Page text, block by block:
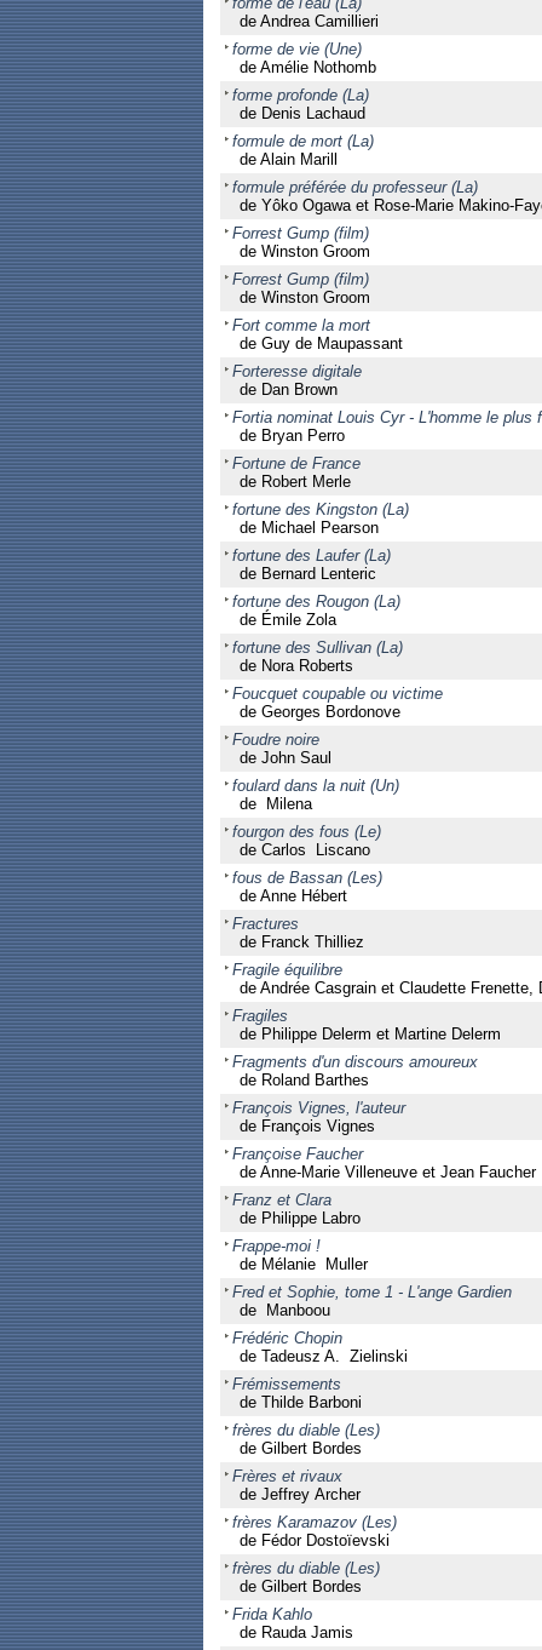
de Andrea Camillieri
forme de vie (Une)
de Amélie Nothomb
forme profonde (La)
de Denis Lachaud
formule de mort (La)
de Alain Marill
formule préférée du professeur (La)
de Yôko Ogawa et Rose-Marie Makino-
Forrest Gump (film)
de Winston Groom
Forrest Gump (film)
de Winston Groom
Fort comme la mort
de Guy de Maupassant
Forteresse digitale
de Dan Brown
Fortia nominat Louis Cyr - L'homme le plus
de Bryan Perro
Fortune de France
de Robert Merle
fortune des Kingston (La)
de Michael Pearson
fortune des Laufer (La)
de Bernard Lenteric
fortune des Rougon (La)
de Émile Zola
fortune des Sullivan (La)
de Nora Roberts
Foucquet coupable ou victime
de Georges Bordonove
Foudre noire
de John Saul
foulard dans la nuit (Un)
de Milena
fourgon des fous (Le)
de Carlos Liscano
fous de Bassan (Les)
de Anne Hébert
Fractures
de Franck Thilliez
Fragile équilibre
de Andrée Casgrain et Claudette
Fragiles
de Philippe Delerm et Martine Delerm
Fragments d'un discours amoureux
de Roland Barthes
François Vignes, l'auteur
de François Vignes
Françoise Faucher
de Anne-Marie Villeneuve et Jean Faucher
Franz et Clara
de Philippe Labro
Frappe-moi !
de Mélanie Muller
Fred et Sophie, tome 1 - L'ange Gardien
de Manboou
Frédéric Chopin
de Tadeusz A. Zielinski
Frémissements
de Thilde Barboni
frères du diable (Les)
de Gilbert Bordes
Frères et rivaux
de Jeffrey Archer
frères Karamazov (Les)
de Fédor Dostoïevski
frères du diable (Les)
de Gilbert Bordes
Frida Kahlo
de Rauda Jamis